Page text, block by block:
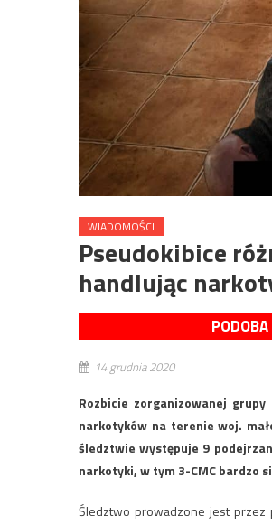
WIADOMOŚCI
Pseudokibice
handlując
14 grudnia 2020
Rozbicie zorganizowanej
narkotyków na terenie woj.
śledztwie występuje 9
narkotyki, w tym 3-CMC bardzo
Śledztwo prowadzone jest przez